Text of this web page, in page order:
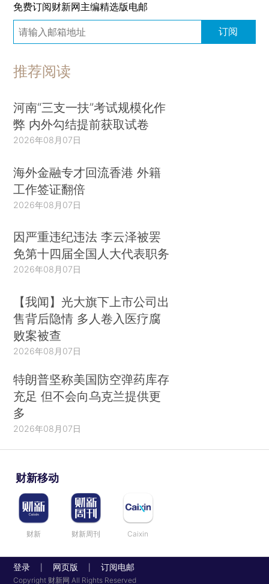
免费订阅财新网主编精选版电邮
订阅
推荐阅读
河南“三支一扶”考试规模化作
弊 内外勾结提前获取试卷
2026年08月07日
海外金融专才回流香港 外籍
工作签证翻倍
2026年08月07日
因严重违纪违法 李云泽被罢
免第十四届全国人大代表职务
2026年08月07日
【我闻】光大旗下上市公司出
售背后隐情 多人卷入医疗腐
败案被查
2026年08月07日
特朗普坚称美国防空弹药库存
充足 但不会向乌克兰提供更
多
2026年08月07日
财新移动
财新 财新周刊 Caixin
登录 网页版 订阅电邮
Copyright 财新网 All Rights Reserved